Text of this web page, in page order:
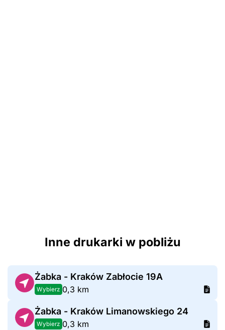
Inne drukarki w pobliżu
Żabka - Kraków Zabłocie 19A
Wybierz 0,3 km
Żabka - Kraków Limanowskiego 24
Wybierz 0,3 km